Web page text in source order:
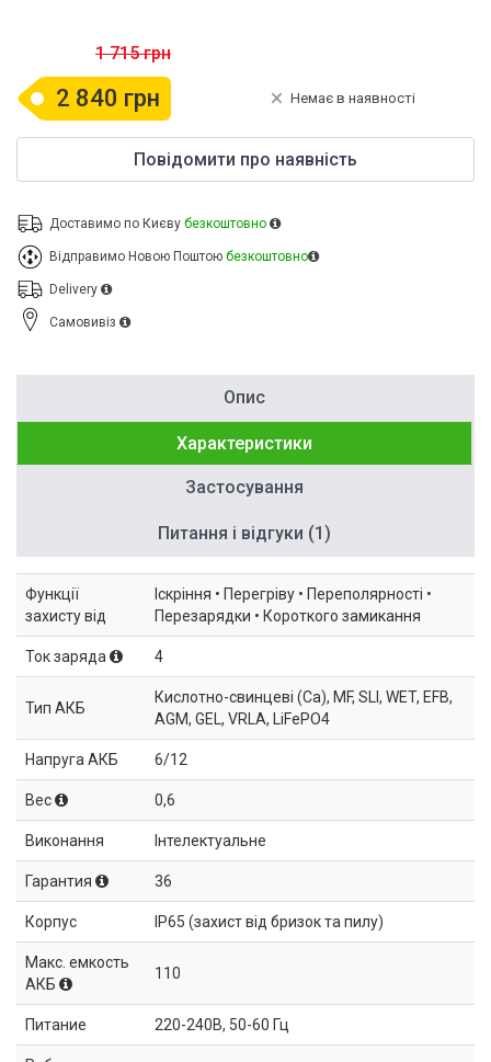
1 715 грн
2 840 грн Немає в наявності
Повідомити про наявність
Доставимо по Києву безкоштовно
Відправимо Новою Поштою безкоштовно
Delivery
Cамовивіз
Опис
Характеристики
Застосування
Питання і відгуки (1)
Функції
захисту від
Іскріння • Перегріву • Переполярності •
Перезарядки • Короткого замикання
Ток заряда 4
Тип АКБ
Кислотно-свинцеві (Ca), MF, SLI, WET, EFB,
AGM, GEL, VRLA, LiFePO4
Напруга АКБ 6/12
Вес 0,6
Виконання Інтелектуальне
Гарантия 36
Корпус IP65 (захист від бризок та пилу)
Макс. емкость
АКБ
110
Питание 220-240В, 50-60 Гц